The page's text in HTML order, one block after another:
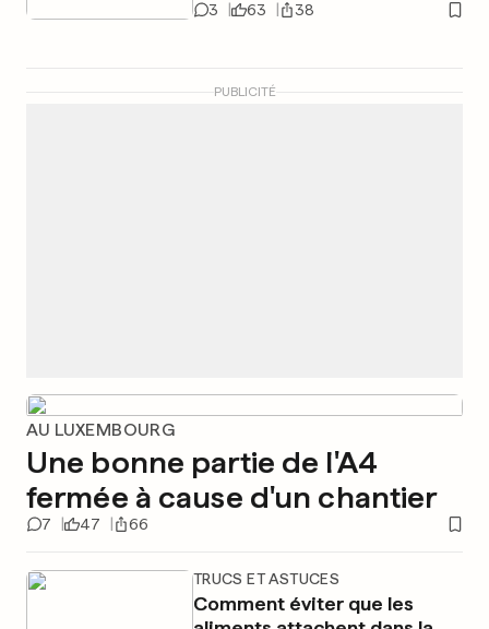
3 63 38
PUBLICITÉ
AU LUXEMBOURG
Une bonne partie de l'A4
fermée à cause d'un chantier
7 47 66
TRUCS ET ASTUCES
Comment éviter que les